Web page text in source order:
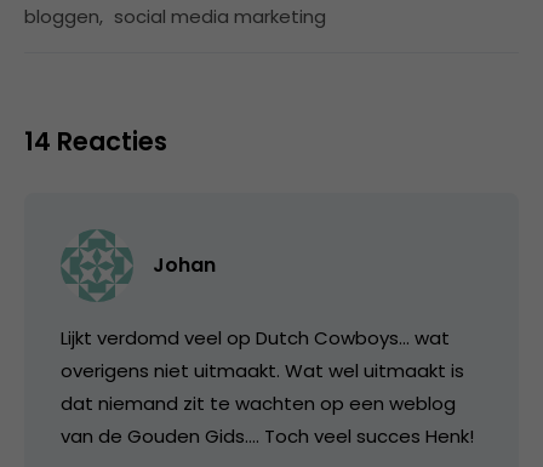
bloggen, social media marketing
14 Reacties
Johan
Lijkt verdomd veel op Dutch Cowboys… wat
overigens niet uitmaakt. Wat wel uitmaakt is
dat niemand zit te wachten op een weblog
van de Gouden Gids…. Toch veel succes Henk!